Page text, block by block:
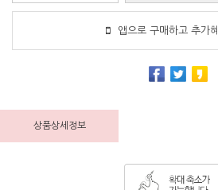
앱으로 구매하고 추가
상품상세정보